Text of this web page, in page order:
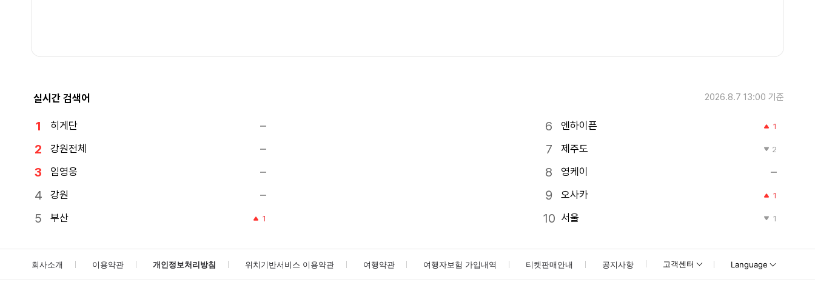
실시간 검색어 2026.8.7 13:00 기준
히게단
강원전체
임영웅
강원
부산
1
엔하이픈 1
제주도 2
영케이
오사카
1
서울 1
회사소개 이용약관 개인정보처리방침 위치기반서비스 이용약관 여행약관 여행자보험 가입내역 티켓판매안내 공지사항 고객센터 Language